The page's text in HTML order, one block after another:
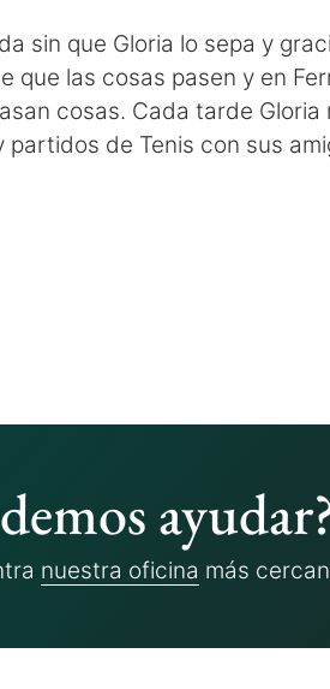
sin que Gloria lo sepa y
que las cosas pasen y en
cosas. Cada tarde Gloria
partidos de Tenis con sus
nuestra oficina más